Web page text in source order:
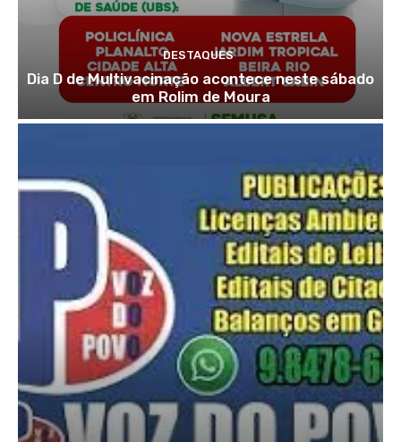
DESTAQUES
Dia D de Multivacinação acontece neste sábado
em Rolim de Moura